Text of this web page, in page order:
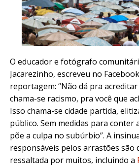
O educador e fotógrafo
Jacarezinho, escreveu no
reportagem: “Não dá pra
chama-se racismo, pra você que
Isso chama-se cidade partida,
público. Sem medidas para conter
põe a culpa no subúrbio”. A
responsáveis pelos arrastões são
ressaltada por muitos, incluindo a